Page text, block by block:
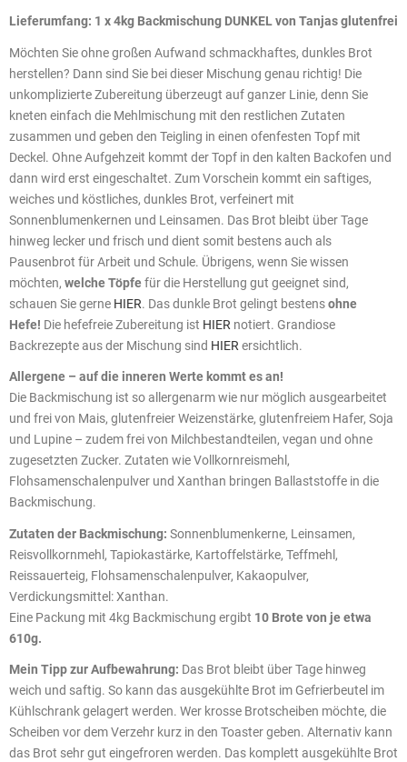
Lieferumfang: 1 x 4kg Backmischung DUNKEL von Tanjas glutenfrei
Möchten Sie ohne großen Aufwand schmackhaftes, dunkles Brot
herstellen? Dann sind Sie bei dieser Mischung genau richtig! Die
unkomplizierte Zubereitung überzeugt auf ganzer Linie, denn Sie
kneten einfach die Mehlmischung mit den restlichen Zutaten
zusammen und geben den Teigling in einen ofenfesten Topf mit
Deckel. Ohne Aufgehzeit kommt der Topf in den kalten Backofen und
dann wird erst eingeschaltet. Zum Vorschein kommt ein saftiges,
weiches und köstliches, dunkles Brot, verfeinert mit
Sonnenblumenkernen und Leinsamen. Das Brot bleibt über Tage
hinweg lecker und frisch und dient somit bestens auch als
Pausenbrot für Arbeit und Schule. Übrigens, wenn Sie wissen
möchten, welche Töpfefür die Herstellung gut geeignet sind,
schauen Sie gerne HIER. Das dunkle Brot gelingt bestensohne
Hefe! Die hefefreie Zubereitung ist HIER notiert. Grandiose
Backrezepte aus der Mischung sind HIER ersichtlich.
Allergene – auf die inneren Werte kommt es an!
Die Backmischung ist so allergenarm wie nur möglich ausgearbeitet
und frei von Mais, glutenfreier Weizenstärke, glutenfreiem Hafer, Soja
und Lupine – zudem frei von Milchbestandteilen, vegan und ohne
zugesetzten Zucker. Zutaten wie Vollkornreismehl,
Flohsamenschalenpulver und Xanthan bringen Ballaststoffe in die
Backmischung.
Zutaten der Backmischung: Sonnenblumenkerne, Leinsamen,
Reisvollkornmehl, Tapiokastärke, Kartoffelstärke, Teffmehl,
Reissauerteig, Flohsamenschalenpulver, Kakaopulver,
Verdickungsmittel: Xanthan.
Eine Packung mit 4kg Backmischung ergibt 10 Brote von je etwa
610g.
Mein Tipp zur Aufbewahrung: Das Brot bleibt über Tage hinweg
weich und saftig. So kann das ausgekühlte Brot im Gefrierbeutel im
Kühlschrank gelagert werden. Wer krosse Brotscheiben möchte, die
Scheiben vor dem Verzehr kurz in den Toaster geben. Alternativ kann
das Brot sehr gut eingefroren werden. Das komplett ausgekühlte Brot